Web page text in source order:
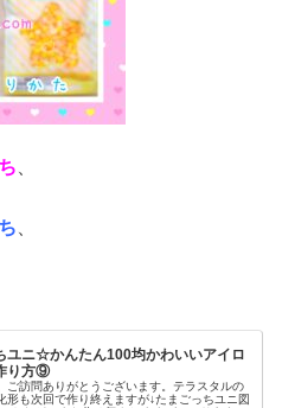
ユニ☆かんたん100均かわいいアイロ
り方⑨
ご訪問ありがとうございます。テラスタルの
形も次回で作り終えますが↓たまごっちユニ図